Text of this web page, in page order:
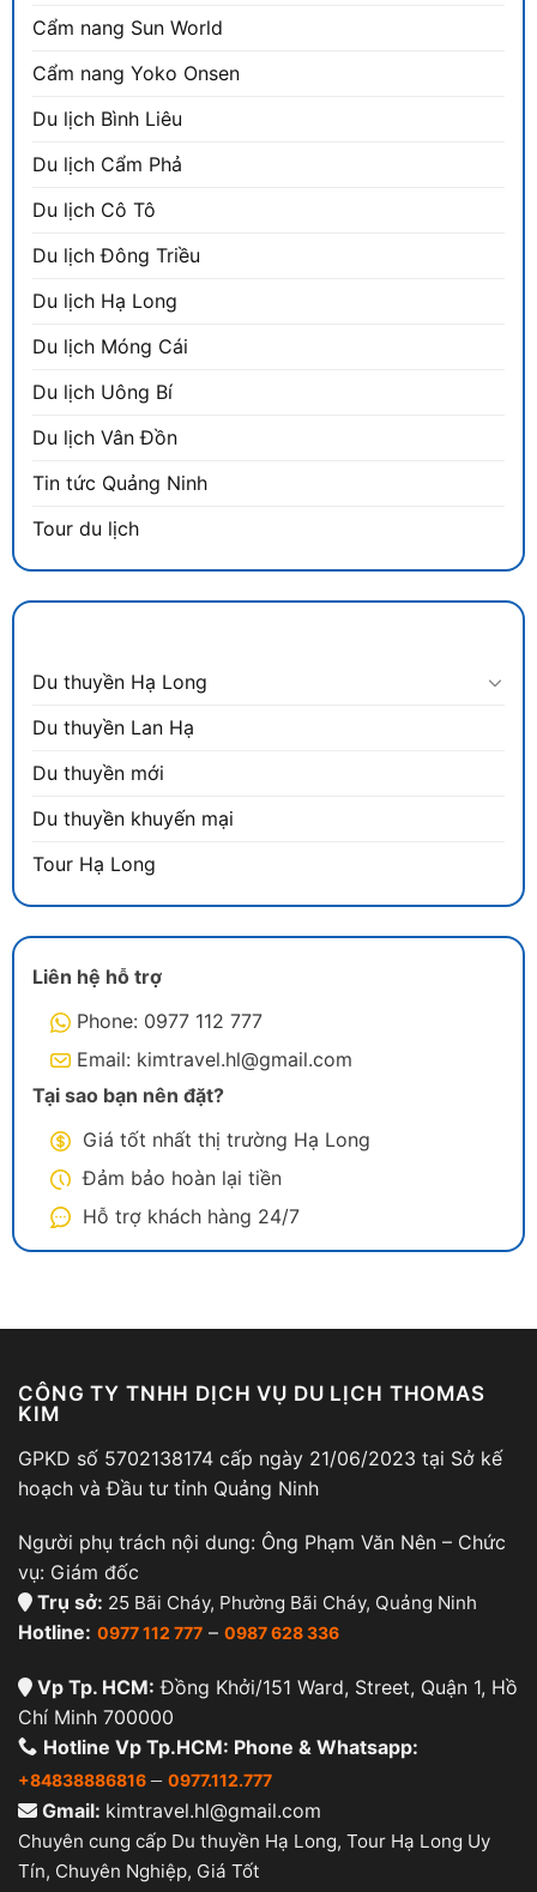
Cẩm nang Sun World
Cẩm nang Yoko Onsen
Du lịch Bình Liêu
Du lịch Cẩm Phả
Du lịch Cô Tô
Du lịch Đông Triều
Du lịch Hạ Long
Du lịch Móng Cái
Du lịch Uông Bí
Du lịch Vân Đồn
Tin tức Quảng Ninh
Tour du lịch
Du thuyền Hạ Long
Du thuyền Lan Hạ
Du thuyền mới
Du thuyền khuyến mại
Tour Hạ Long
Liên hệ hỗ trợ
Phone: 0977 112 777
Email: kimtravel.hl@gmail.com
Tại sao bạn nên đặt?
Giá tốt nhất thị trường Hạ Long
Đảm bảo hoàn lại tiền
Hỗ trợ khách hàng 24/7
CÔNG TY TNHH DỊCH VỤ DU LỊCH THOMAS
KIM
GPKD số 5702138174 cấp ngày 21/06/2023 tại Sở kế
hoạch và Đầu tư tỉnh Quảng Ninh
Người phụ trách nội dung: Ông Phạm Văn Nên – Chức
vụ: Giám đốc
Trụ sở: 25 Bãi Cháy, Phường Bãi Cháy, Quảng Ninh
Hotline: 0977 112 777 – 0987 628 336
Vp Tp. HCM: Đồng Khởi/151 Ward, Street, Quận 1, Hồ
Chí Minh 700000
Hotline Vp Tp.HCM: Phone & Whatsapp:
+84838886816 – 0977.112.777
Gmail: kimtravel.hl@gmail.com
Chuyên cung cấp Du thuyền Hạ Long, Tour Hạ Long Uy
Tín, Chuyên Nghiệp, Giá Tốt